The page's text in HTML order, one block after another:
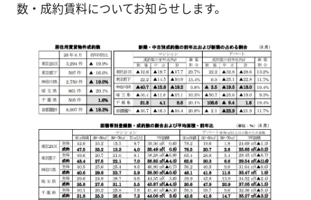
数・成約賃料についてお知らせします。